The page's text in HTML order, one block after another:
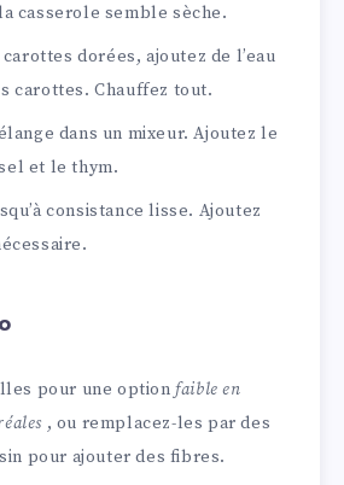
casserole semble sèche.
dorées, ajoutez de l’eau
carottes. Chauffez tout.
dans un mixeur. Ajoutez le
et le thym.
consistance lisse. Ajoutez
pour une optionfaible en
, ou remplacez-les par des
pour ajouter des fibres.